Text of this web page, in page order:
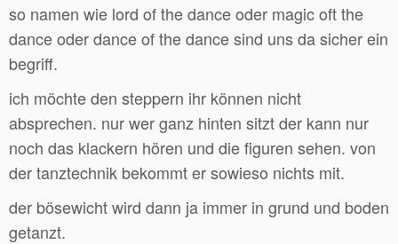
so namen wie lord of the dance oder magic oft the
dance oder dance of the dance sind uns da sicher ein
begriff.
ich möchte den steppern ihr können nicht
absprechen. nur wer ganz hinten sitzt der kann nur
noch das klackern hören und die figuren sehen. von
der tanztechnik bekommt er sowieso nichts mit.
der bösewicht wird dann ja immer in grund und boden
getanzt.